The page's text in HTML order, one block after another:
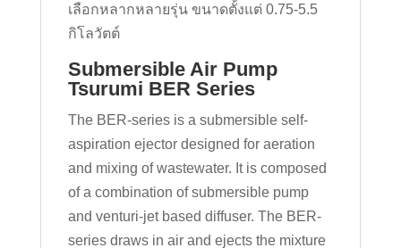
เลือกหลากหลายรุ่น ขนาดตั้งแต่ 0.75-5.5
กิโลวัตต์
Submersible Air Pump
Tsurumi BER Series
The BER-series is a submersible self-
aspiration ejector designed for aeration
and mixing of wastewater. It is composed
of a combination of submersible pump
and venturi-jet based diffuser. The BER-
series draws in air and ejects the mixture